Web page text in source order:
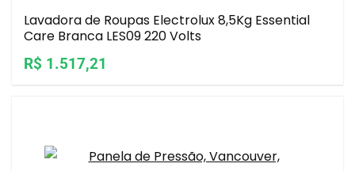
Lavadora de Roupas Electrolux 8,5Kg Essential
Care Branca LES09 220 Volts
R$ 1.517,21